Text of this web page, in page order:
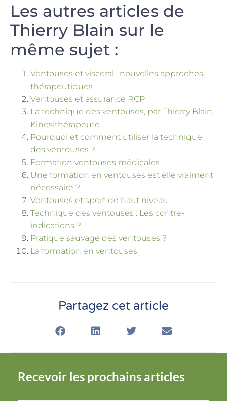
Les autres articles de
Thierry Blain sur le
même sujet :
Ventouses et viscéral : nouvelles approches
thérapeutiques
Ventouses et assurance RCP
La technique des ventouses, par Thierry Blain,
Kinésithérapeute
Pourquoi et comment utiliser la technique
des ventouses ?
Formation ventouses médicales
Une formation en ventouses est elle vraiment
nécessaire ?
Ventouses et sport de haut niveau
Technique des ventouses : Les contre-
indications ?
Pratique sauvage des ventouses ?
La formation en ventouses
Partagez cet article
Recevoir les prochains articles